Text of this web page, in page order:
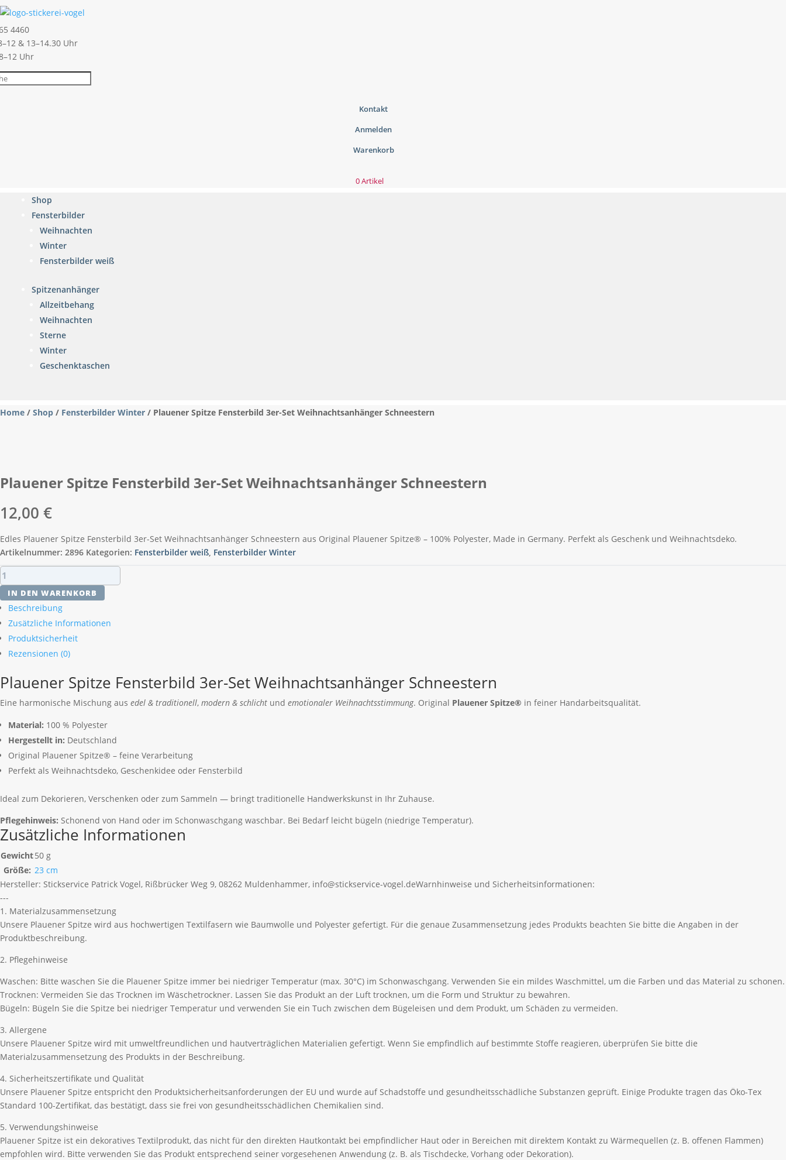
4460
& 13–14.30 Uhr
Uhr
Kontakt
Anmelden
Warenkorb
0 Artikel
Shop
Fensterbilder
Weihnachten
Winter
Fensterbilder weiß
Spitzenanhänger
Allzeitbehang
Weihnachten
Sterne
Winter
Geschenktaschen
Home / Shop / Fensterbilder Winter / Plauener Spitze Fensterbild 3er-Set Weihnachtsanhänger Schneestern
Plauener Spitze Fensterbild 3er-Set Weihnachtsanhänger Schneestern
12,00 €
Edles Plauener Spitze Fensterbild 3er-Set Weihnachtsanhänger Schneestern aus Original Plauener Spitze® – 100% Polyester, Made in Germany. Perfekt als Geschenk und Weihnachtsdeko.
Artikelnummer: 2896 Kategorien: Fensterbilder weiß, Fensterbilder Winter
Plauener
Spitze
Fensterbild
3er-
Set
Weihnachtsanhänger
Schneestern
IN DEN WARENKORB
Beschreibung
Zusätzliche Informationen
Produktsicherheit
Rezensionen (0)
Plauener Spitze Fensterbild 3er-Set Weihnachtsanhänger Schneestern
Eine harmonische Mischung aus edel & traditionell, modern & schlicht und emotionaler Weihnachtsstimmung. Original Plauener Spitze® in feiner Handarbeitsqualität.
Material: 100 % Polyester
Hergestellt in: Deutschland
Original Plauener Spitze® – feine Verarbeitung
Perfekt als Weihnachtsdeko, Geschenkidee oder Fensterbild
Ideal zum Dekorieren, Verschenken oder zum Sammeln — bringt traditionelle Handwerkskunst in Ihr Zuhause.
Pflegehinweis: Schonend von Hand oder im Schonwaschgang waschbar. Bei Bedarf leicht bügeln (niedrige Temperatur).
Zusätzliche Informationen
Gewicht50 g
Größe: 23 cm
Hersteller: Stickservice Patrick Vogel, Rißbrücker Weg 9, 08262 Muldenhammer, info@stickservice-vogel.deWarnhinweise und Sicherheitsinformationen:
---
1. Materialzusammensetzung
Unsere Plauener Spitze wird aus hochwertigen Textilfasern wie Baumwolle und Polyester gefertigt. Für die genaue Zusammensetzung jedes Produkts beachten Sie bitte die Angaben in der
Produktbeschreibung.
2. Pflegehinweise
Waschen: Bitte waschen Sie die Plauener Spitze immer bei niedriger Temperatur (max. 30°C) im Schonwaschgang. Verwenden Sie ein mildes Waschmittel, um die Farben und das Material zu schonen.
Trocknen: Vermeiden Sie das Trocknen im Wäschetrockner. Lassen Sie das Produkt an der Luft trocknen, um die Form und Struktur zu bewahren.
Bügeln: Bügeln Sie die Spitze bei niedriger Temperatur und verwenden Sie ein Tuch zwischen dem Bügeleisen und dem Produkt, um Schäden zu vermeiden.
3. Allergene
Unsere Plauener Spitze wird mit umweltfreundlichen und hautverträglichen Materialien gefertigt. Wenn Sie empfindlich auf bestimmte Stoffe reagieren, überprüfen Sie bitte die
Materialzusammensetzung des Produkts in der Beschreibung.
4. Sicherheitszertifikate und Qualität
Unsere Plauener Spitze entspricht den Produktsicherheitsanforderungen der EU und wurde auf Schadstoffe und gesundheitsschädliche Substanzen geprüft. Einige Produkte tragen das Öko-Tex
Standard 100-Zertifikat, das bestätigt, dass sie frei von gesundheitsschädlichen Chemikalien sind.
5. Verwendungshinweise
Plauener Spitze ist ein dekoratives Textilprodukt, das nicht für den direkten Hautkontakt bei empfindlicher Haut oder in Bereichen mit direktem Kontakt zu Wärmequellen (z. B. offenen Flammen)
empfohlen wird. Bitte verwenden Sie das Produkt entsprechend seiner vorgesehenen Anwendung (z. B. als Tischdecke, Vorhang oder Dekoration).